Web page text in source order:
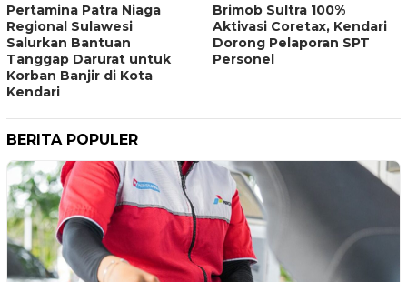
Pertamina Patra Niaga
Regional Sulawesi
Salurkan Bantuan
Tanggap Darurat untuk
Korban Banjir di Kota
Kendari
Brimob Sultra 100%
Aktivasi Coretax, Kendari
Dorong Pelaporan SPT
Personel
BERITA POPULER